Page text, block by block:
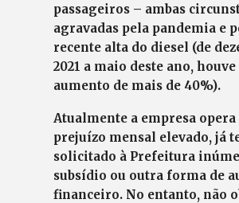
passageiros – ambas
agravadas pela pandemia e
recente alta do diesel (de
2021 a maio deste ano,
aumento de mais de 40%).
Atualmente a empresa opera
prejuízo mensal elevado, já
solicitado à Prefeitura
subsídio ou outra forma de
financeiro. No entanto, não